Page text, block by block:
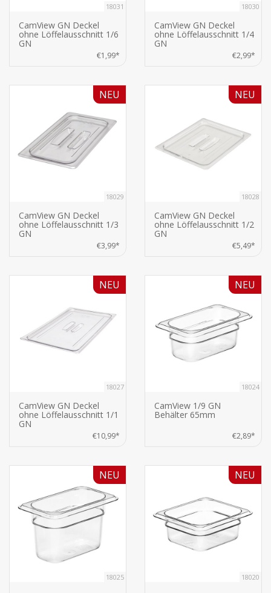
18031
CamView GN Deckel
ohne Löffelausschnitt 1/6
GN
€1,99*
18030
CamView GN Deckel
ohne Löffelausschnitt 1/4
GN
€2,99*
18029
CamView GN Deckel
ohne Löffelausschnitt 1/3
GN
€3,99*
NEU
18028
CamView GN Deckel
ohne Löffelausschnitt 1/2
GN
€5,49*
NEU
18027
CamView GN Deckel
ohne Löffelausschnitt 1/1
GN
€10,99*
NEU
18024
CamView 1/9 GN
Behälter 65mm
€2,89*
NEU
18025
NEU
18020
NEU